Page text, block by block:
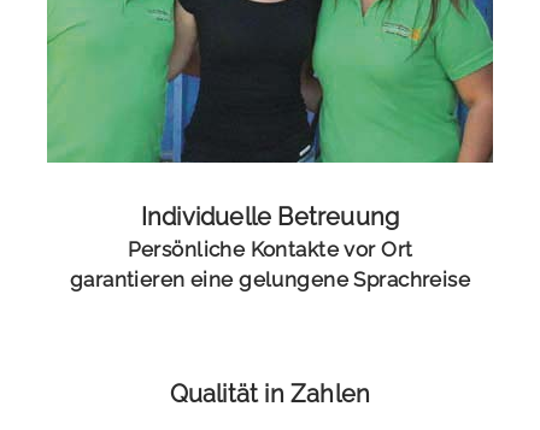
Individuelle Betreuung
Persönliche Kontakte vor Ort
garantieren eine gelungene Sprachreise
Qualität in Zahlen